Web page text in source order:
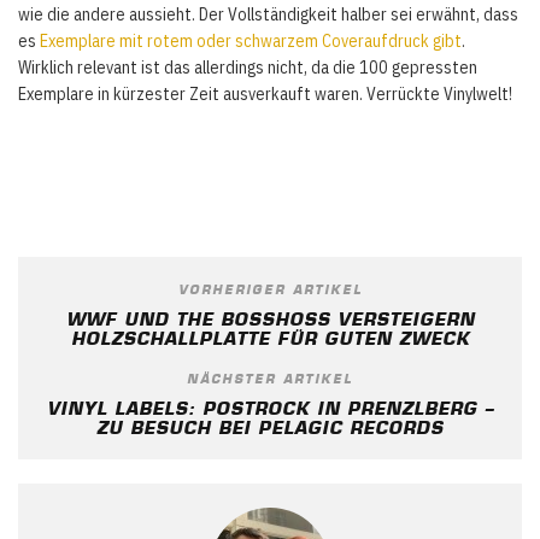
wie die andere aussieht. Der Vollständigkeit halber sei erwähnt, dass
es Exemplare mit rotem oder schwarzem Coveraufdruck gibt.
Wirklich relevant ist das allerdings nicht, da die 100 gepressten
Exemplare in kürzester Zeit ausverkauft waren. Verrückte Vinylwelt!
VORHERIGER ARTIKEL
WWF UND THE BOSSHOSS VERSTEIGERN
HOLZSCHALLPLATTE FÜR GUTEN ZWECK
NÄCHSTER ARTIKEL
VINYL LABELS: POSTROCK IN PRENZLBERG –
ZU BESUCH BEI PELAGIC RECORDS